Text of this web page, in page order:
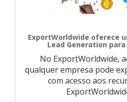
ExportWorldwide oferece
Lead Generation
No ExportWorldwide,
qualquer empresa pode
com acesso aos